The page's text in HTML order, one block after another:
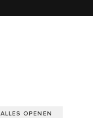
ALLES OPENEN